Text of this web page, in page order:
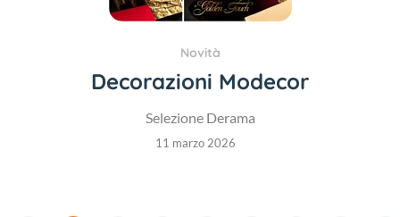
Novità
Decorazioni Modecor
Selezione Derama
11 marzo 2026